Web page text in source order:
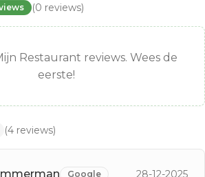
(0 reviews)
Restaurant reviews. Wees de
eerste!
(4 reviews)
Google 28-12-2025